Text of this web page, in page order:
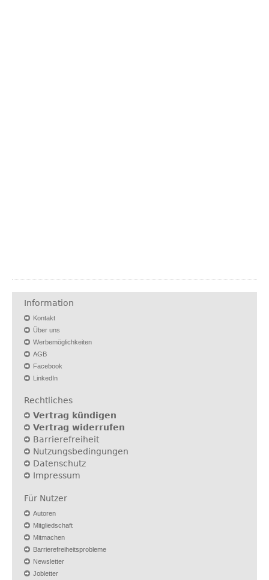
Information
Kontakt
Über uns
Werbemöglichkeiten
AGB
Facebook
LinkedIn
Rechtliches
Vertrag kündigen
Vertrag widerrufen
Barrierefreiheit
Nutzungsbedingungen
Datenschutz
Impressum
Für Nutzer
Autoren
Mitgliedschaft
Mitmachen
Barrierefreiheitsprobleme
Newsletter
Jobletter